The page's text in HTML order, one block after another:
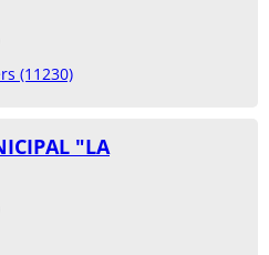
(11230)
"LA